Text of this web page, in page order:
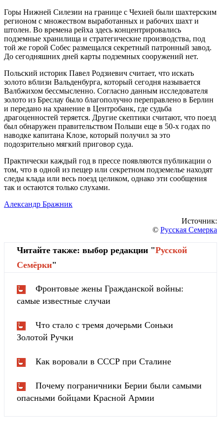
Горы Нижней Силезии на границе с Чехией были шахтерским
регионом с множеством выработанных и рабочих шахт и
штолен. Во времена рейха здесь концентрировались
подземные хранилища и стратегические производства, под
той же горой Собес размещался секретный патронный завод.
До сегодняшних дней карты подземных сооружений нет.
Польский историк Павел Родзиевич считает, что искать
золото вблизи Вальденбурга, который сегодня называется
Валбжихом бессмысленно. Согласно данным исследователя
золото из Бреслау было благополучно переправлено в Берлин
и передано на хранение в Центробанк, где судьба
драгоценностей теряется. Другие скептики считают, что поезд
был обнаружен правительством Польши еще в 50-х годах по
наводке капитана Клозе, который получил за это
подозрительно мягкий приговор суда.
Практически каждый год в прессе появляются публикации о
том, что в одной из пещер или секретном подземелье находят
следы клада или весь поезд целиком, однако эти сообщения
так и остаются только слухами.
Александр Бражник
Источник:
© Русская Семерка
Читайте также: выбор редакции "Русской
Cемёрки"
Фронтовые жены Гражданской войны:
самые известные случаи
Что стало с тремя дочерьми Соньки
Золотой Ручки
Как воровали в СССР при Сталине
Почему пограничники Берии были самыми
опасными бойцами Красной Армии